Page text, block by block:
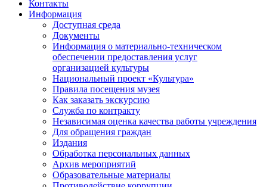
Контакты
Информация
Доступная среда
Документы
Информация о материально-техническом
обеспечении предоставления услуг
организацией культуры
Национальный проект «Культура»
Правила посещения музея
Как заказать экскурсию
Служба по контракту
Независимая оценка качества работы учреждения
Для обращения граждан
Издания
Обработка персональных данных
Архив мероприятий
Образовательные материалы